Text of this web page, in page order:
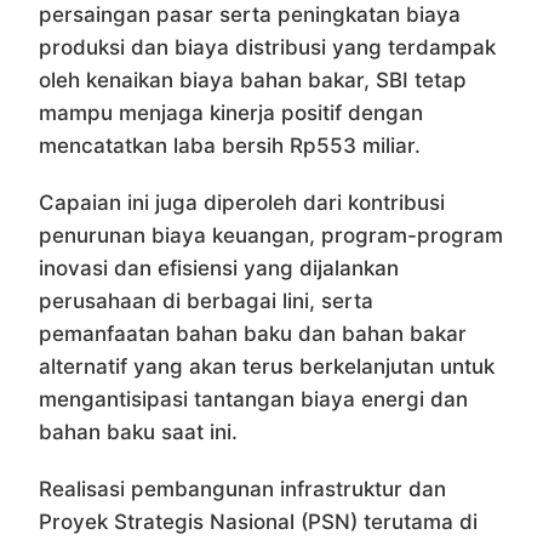
persaingan pasar serta peningkatan biaya
produksi dan biaya distribusi yang terdampak
oleh kenaikan biaya bahan bakar, SBI tetap
mampu menjaga kinerja positif dengan
mencatatkan laba bersih Rp553 miliar.
Capaian ini juga diperoleh dari kontribusi
penurunan biaya keuangan, program-program
inovasi dan efisiensi yang dijalankan
perusahaan di berbagai lini, serta
pemanfaatan bahan baku dan bahan bakar
alternatif yang akan terus berkelanjutan untuk
mengantisipasi tantangan biaya energi dan
bahan baku saat ini.
Realisasi pembangunan infrastruktur dan
Proyek Strategis Nasional (PSN) terutama di